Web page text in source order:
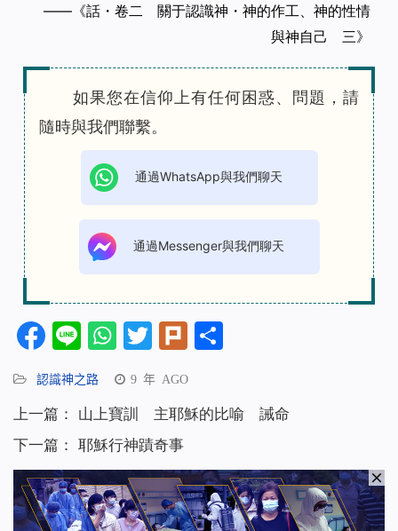
——《話・卷二 關于認識神・神的作工、神的性情
與神自己 三》
如果您在信仰上有任何困惑、問題，請
隨時與我們聯繫。
通過WhatsApp與我們聊天
通過Messenger與我們聊天
Facebook
LineWhatsApp
Twitter
Plurk
認識神之路 9 年 AGO
上一篇：
山上寶訓 主耶穌的比喻 誡命
下一篇： 耶穌行神蹟奇事